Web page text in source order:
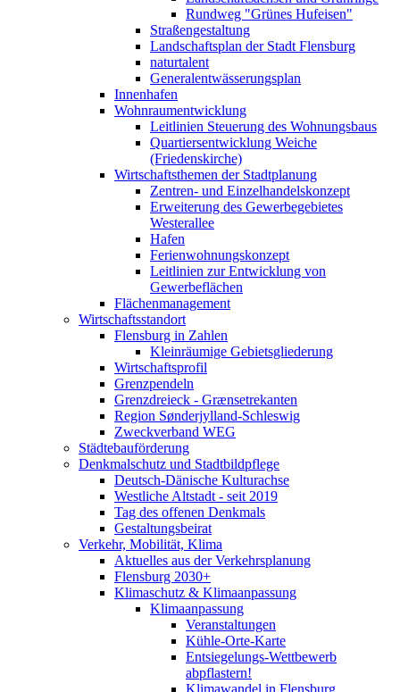
Rundweg "Grünes Hufeisen"
Straßengestaltung
Landschaftsplan der Stadt Flensburg
naturtalent
Generalentwässerungsplan
Innenhafen
Wohnraumentwicklung
Leitlinien Steuerung des Wohnungsbaus
Quartiersentwicklung Weiche
(Friedenskirche)
Wirtschaftsthemen der Stadtplanung
Zentren- und Einzelhandelskonzept
Erweiterung des Gewerbegebietes
Westerallee
Hafen
Ferienwohnungskonzept
Leitlinien zur Entwicklung von
Gewerbeflächen
Flächenmanagement
Wirtschaftsstandort
Flensburg in Zahlen
Kleinräumige Gebietsgliederung
Wirtschaftsprofil
Grenzpendeln
Grenzdreieck - Grænsetrekanten
Region Sønderjylland-Schleswig
Zweckverband WEG
Städtebauförderung
Denkmalschutz und Stadtbildpflege
Deutsch-Dänische Kulturachse
Westliche Altstadt - seit 2019
Tag des offenen Denkmals
Gestaltungsbeirat
Verkehr, Mobilität, Klima
Aktuelles aus der Verkehrsplanung
Flensburg 2030+
Klimaschutz & Klimaanpassung
Klimaanpassung
Veranstaltungen
Kühle-Orte-Karte
Entsiegelungs-Wettbewerb
abpflastern!
Klimawandel in Flensburg